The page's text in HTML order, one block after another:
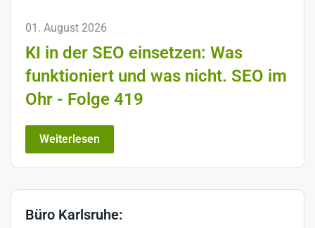
01. August 2026
KI in der SEO einsetzen: Was
funktioniert und was nicht. SEO im
Ohr - Folge 419
Weiterlesen
Büro Karlsruhe: